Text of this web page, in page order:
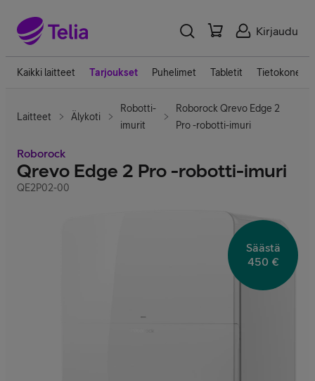
Kirjaudu
Kaikki laitteet Tarjoukset Puhelimet Tabletit Tietokoneet
Laitteet Älykoti
Robotti-
imurit
Roborock Qrevo Edge 2
Pro -robotti-imuri
Säästä
450 €
Roborock
Qrevo Edge 2 Pro -robotti-imuri
QE2P02-00